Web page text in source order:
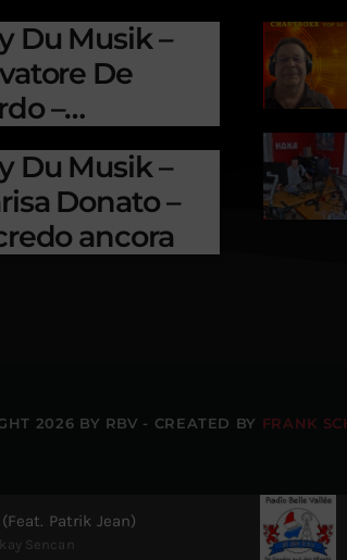
Patrik Jean)
Sencan
Du Musik –
De
–
Du Musik –
Donato –
ancora
2026 BY RBV - CREATED BY FRANK